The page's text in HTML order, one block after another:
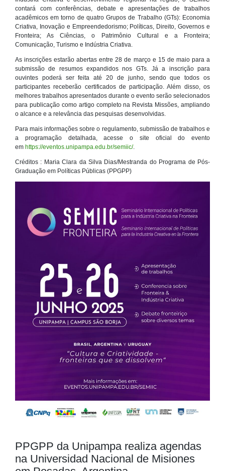
contará com conferências, debate e apresentações de trabalhos
acadêmicos em torno de quatro Grupos de Trabalho (GTs): Economia
Criativa, Inovação e Empreendedorismo; Políticas, Direito, Governos e
Fronteira; As Ciências, o Patrimônio Cultural e a Fronteira;
Comunicação, Turismo e Indústria Criativa.
As inscrições estarão abertas entre 28 de março e 15 de maio para a
submissão de resumos expandidos nos GTs. Já a inscrição para
ouvintes poderá ser feita até 20 de junho, sendo que todos os
participantes receberão certificados de participação. Além disso, os
melhores trabalhos apresentados durante o evento serão selecionados
para publicação como artigo completo na Revista Missões, ampliando
o alcance e a relevância das pesquisas desenvolvidas.
Para mais informações sobre o regulamento, submissão de trabalhos e
a programação detalhada, acesse o site oficial do evento
em https://eventos.unipampa.edu.br/semiic/.
Créditos : Maria Clara da Silva Dias/Mestranda do Programa de Pós-
Graduação em Políticas Públicas (PPGPP)
PPGPP da Unipampa realiza agendas
na Universidad Nacional de Misiones